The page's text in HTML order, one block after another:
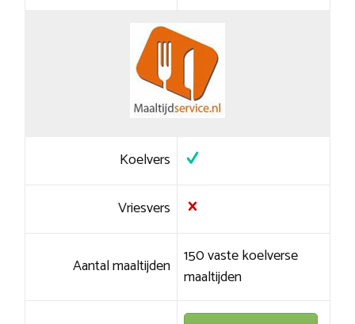
Koelvers
Vriesvers
Aantal maaltijden 150 vaste koelverse
maaltijden